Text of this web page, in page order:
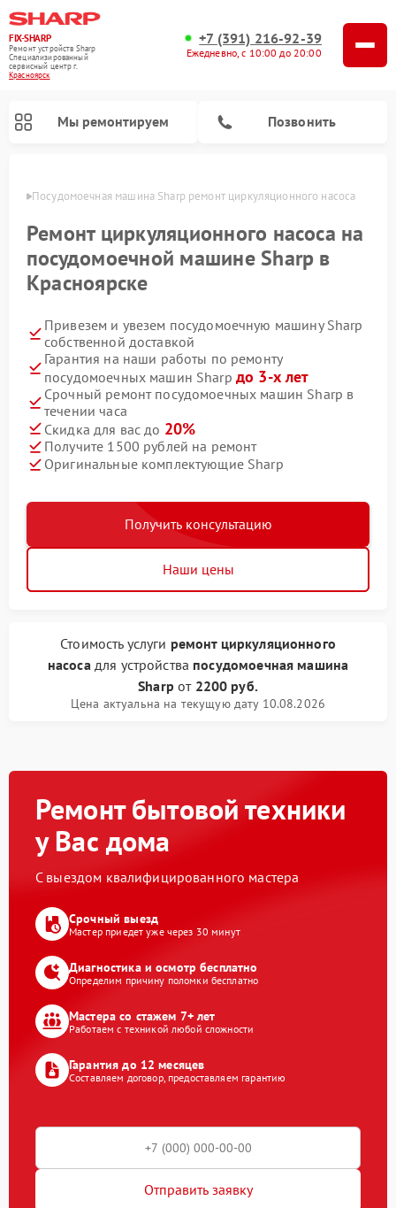
FIX-SHARP
Ремонт устройств Sharp
Специализированный
cервисный центр г.
Красноярск
+7 (391) 216-92-39
Ежедневно, с 10:00 до 20:00
Мы ремонтируем Позвонить
Посудомоечная машина Sharp ремонт циркуляционного насоса
Ремонт циркуляционного насоса на
посудомоечной машине Sharp в
Красноярске
Привезем и увезем посудомоечную машину Sharp
собственной доставкой
Гарантия на наши работы по ремонту
посудомоечных машин Sharp до 3-х лет
Срочный ремонт посудомоечных машин Sharp в
течении часа
Скидка для вас до 20%
Получите 1500 рублей на ремонт
Оригинальные комплектующие Sharp
Получить консультацию
Наши цены
Стоимость услуги ремонт циркуляционного
насоса для устройства посудомоечная машина
Sharp от 2200 руб.
Цена актуальна на текущую дату 10.08.2026
Ремонт бытовой техники
у Вас дома
С выездом квалифицированного мастера
Срочный выезд
Мастер приедет уже через 30 минут
Диагностика и осмотр бесплатно
Определим причину поломки бесплатно
Мастера со стажем 7+ лет
Работаем с техникой любой сложности
Гарантия до 12 месяцев
Составляем договор, предоставляем гарантию
Отправить заявку